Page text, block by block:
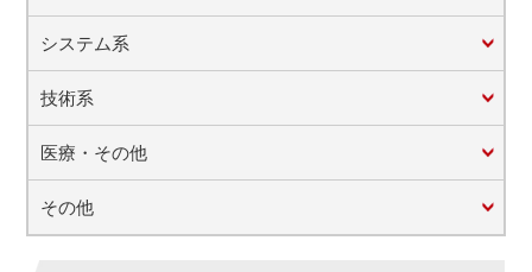
システム系
技術系
医療・その他
その他